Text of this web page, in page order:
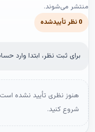
منتشر می‌شوند.
0 نظر تأییدشده
برای ثبت نظر، ابتدا وارد
هنوز نظری تأیید نشده
شروع کنید.